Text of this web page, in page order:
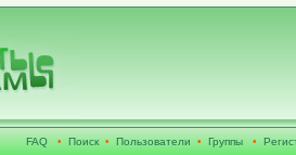
FAQ • Поиск • Пользователи • Группы •